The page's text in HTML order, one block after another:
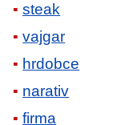
steak
vajgar
hrdobce
narativ
firma